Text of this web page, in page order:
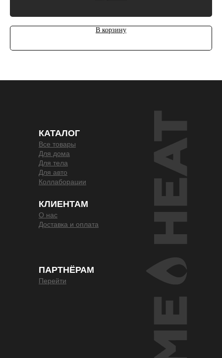
В корзину
КЛИЕНТАМ
О нас
Доставка и оплата
ПАРТНЁРАМ
Перейти
КАТАЛОГ
Все товары
Для дома
Для тела
Для авто
Коллаборации